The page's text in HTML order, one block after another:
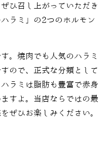
ひ召し上がっていただき
ラミ」の2つのホルモン
。焼肉でも人気のハラミ
ので、正式な分類として
ラミは脂肪も豊富で赤身
すよ。当店ならではの最
ぜひお楽しみください。